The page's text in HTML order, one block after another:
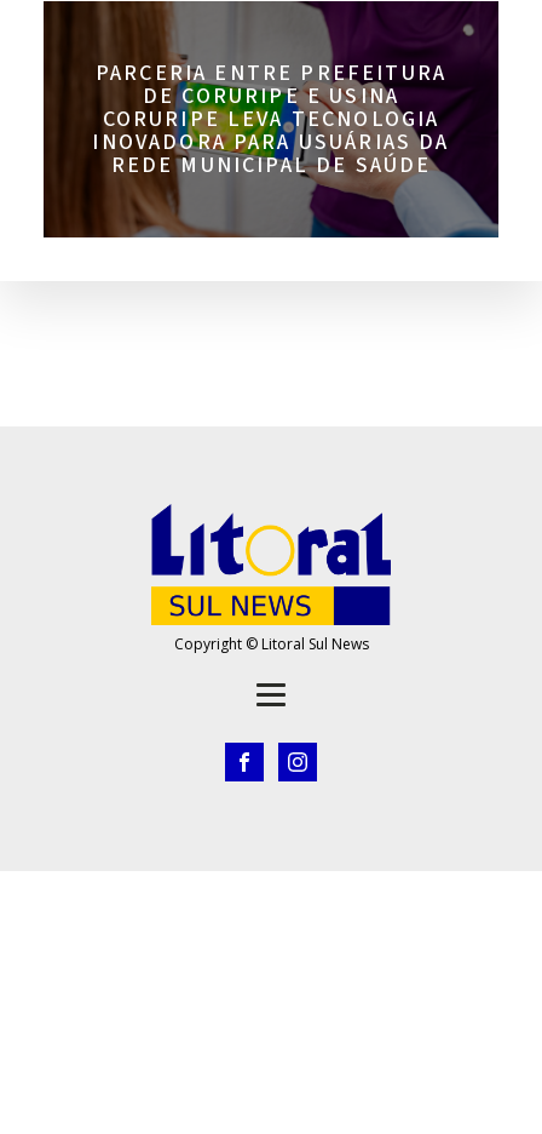
PARCERIA ENTRE PREFEITURA
DE CORURIPE E USINA
CORURIPE LEVA TECNOLOGIA
INOVADORA PARA USUÁRIAS DA
REDE MUNICIPAL DE SAÚDE
Copyright © Litoral Sul News